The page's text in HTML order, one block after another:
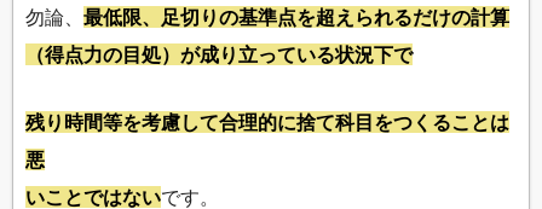
勿論、 最低限、足切りの基準点を超えられるだけの計算
（得点力の目処）が成り立っている状況下で
残り時間等を考慮して合理的に捨て科目をつくることは
悪
いことではないです。